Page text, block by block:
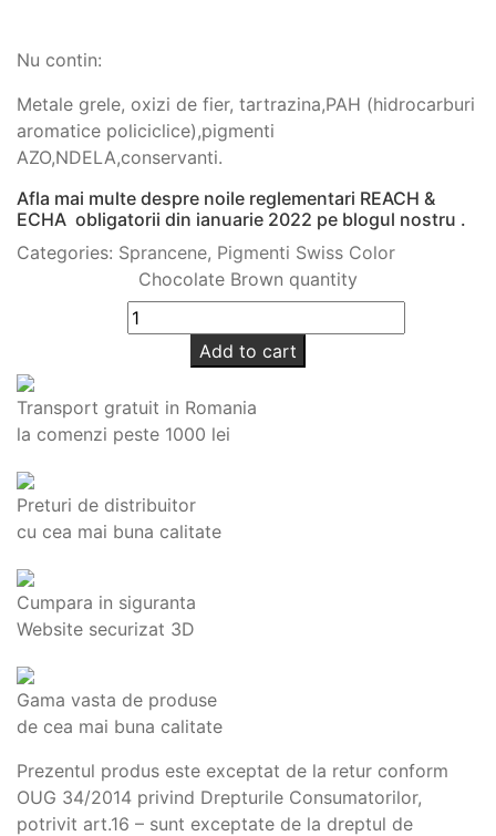
Nu contin:
Metale grele, oxizi de fier, tartrazina,PAH (hidrocarburi
aromatice policiclice),pigmenti
AZO,NDELA,conservanti.
Afla mai multe despre noile reglementari REACH &
ECHA obligatorii din ianuarie 2022 pe blogul nostru .
Categories: Sprancene, Pigmenti Swiss Color
Chocolate Brown quantity
Add to cart
Transport gratuit in Romania
la comenzi peste 1000 lei
Preturi de distribuitor
cu cea mai buna calitate
Cumpara in siguranta
Website securizat 3D
Gama vasta de produse
de cea mai buna calitate
Prezentul produs este exceptat de la retur conform
OUG 34/2014 privind Drepturile Consumatorilor,
potrivit art.16 – sunt exceptate de la dreptul de